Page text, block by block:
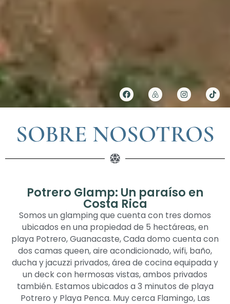
SOBRE NOSOTROS
Potrero Glamp: Un paraíso en
Costa Rica
Somos un glamping que cuenta con tres domos
ubicados en una propiedad de 5 hectáreas, en
playa Potrero, Guanacaste, Cada domo cuenta con
dos camas queen, aire acondicionado, wifi, baño,
ducha y jacuzzi privados, área de cocina equipada y
un deck con hermosas vistas, ambos privados
también. Estamos ubicados a 3 minutos de playa
Potrero y Playa Penca. Muy cerca Flamingo, Las